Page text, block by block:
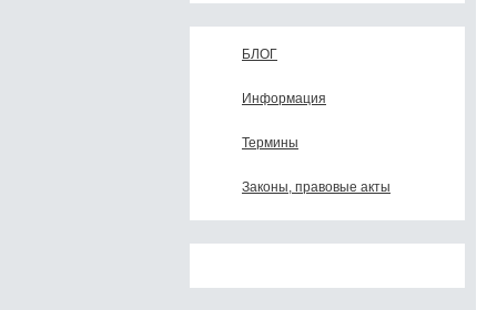
БЛОГ
Информация
Термины
Законы, правовые акты